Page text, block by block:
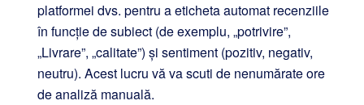
platformei dvs. pentru a eticheta automat recenziile
în funcție de subiect (de exemplu, „potrivire”,
„Livrare”, „calitate”) și sentiment (pozitiv, negativ,
neutru). Acest lucru vă va scuti de nenumărate ore
de analiză manuală.